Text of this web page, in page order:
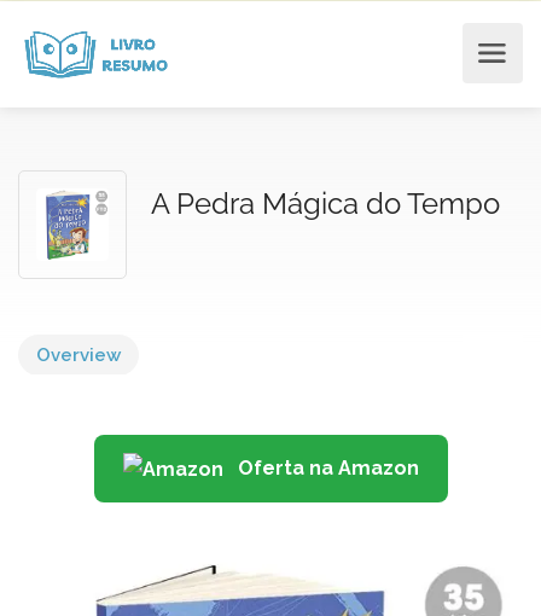
A Pedra Mágica do Tempo
Overview
Oferta na Amazon